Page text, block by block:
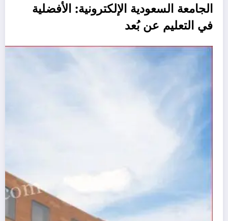
الجامعة السعودية الإلكترونية: الأفضلية
في التعليم عن بُعد